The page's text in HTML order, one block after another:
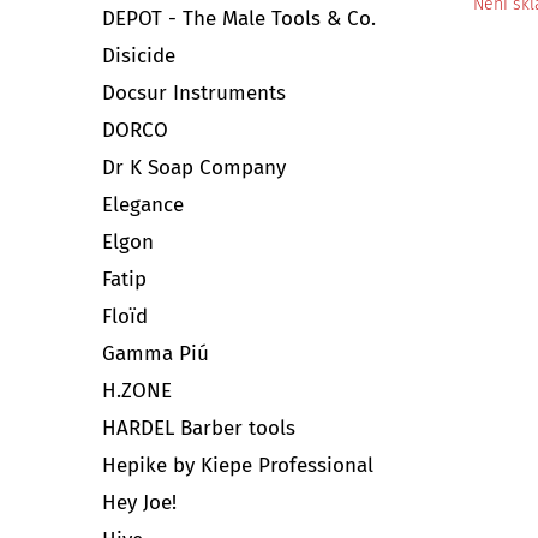
DEPOT - The Male Tools & Co.
Disicide
Docsur Instruments
DORCO
Dr K Soap Company
Elegance
Elgon
Fatip
Floïd
Gamma Piú
H.ZONE
HARDEL Barber tools
Hepike by Kiepe Professional
Hey Joe!
Není